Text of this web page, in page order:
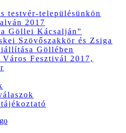
testvér-településünkön
2017
a Göllei Kácsalján”
Szövőszakkör és Zsiga
Göllében
Fesztivál 2017,